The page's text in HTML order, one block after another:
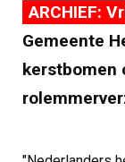
ARCHIEF:
Gemeente
kerstbomen